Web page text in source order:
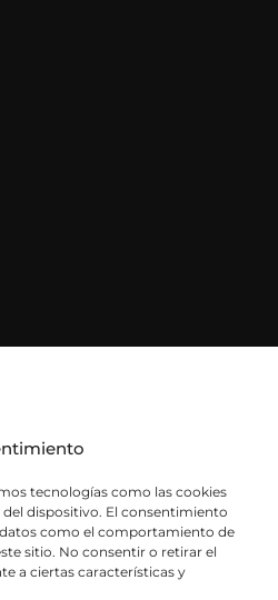
tecnologías como las cookies
dispositivo. El consentimiento
como el comportamiento de
sitio. No consentir o retirar el
a ciertas características y